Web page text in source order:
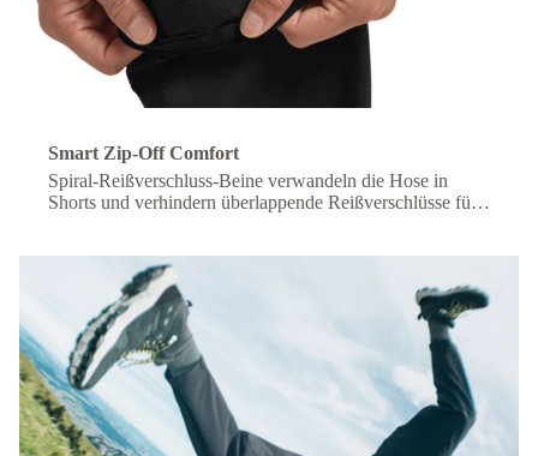
Smart Zip-Off Comfort
Spiral-Reißverschluss-Beine verwandeln die Hose in
Shorts und verhindern überlappende Reißverschlüsse für